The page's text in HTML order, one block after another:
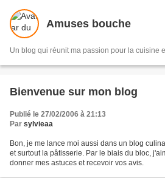
Amuses bouche
Un blog qui réunit ma passion pour la cuisine
Bienvenue sur mon blog
Publié le 27/02/2006 à 21:13
Par sylvieaa
Bon, je me lance moi aussi dans un blog
et surtout la pâtisserie. Par le biais du bloc,
donner mes astuces et recevoir vos avis.